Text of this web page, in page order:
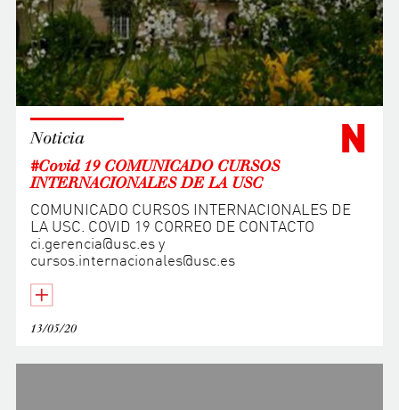
N
Noticia
#Covid 19 COMUNICADO CURSOS
INTERNACIONALES DE LA USC
COMUNICADO CURSOS INTERNACIONALES DE
LA USC. COVID 19 CORREO DE CONTACTO
ci.gerencia@usc.es y
cursos.internacionales@usc.es
13/05/20